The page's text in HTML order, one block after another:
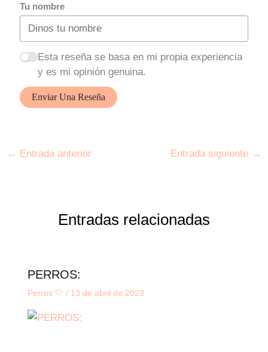
Tu nombre
Esta reseña se basa en mi propia experiencia
y es mi opinión genuina.
Enviar Una Reseña
← Entrada anterior Entrada siguiente →
Entradas relacionadas
PERROS:
Perros 🤍 / 13 de abril de 2023